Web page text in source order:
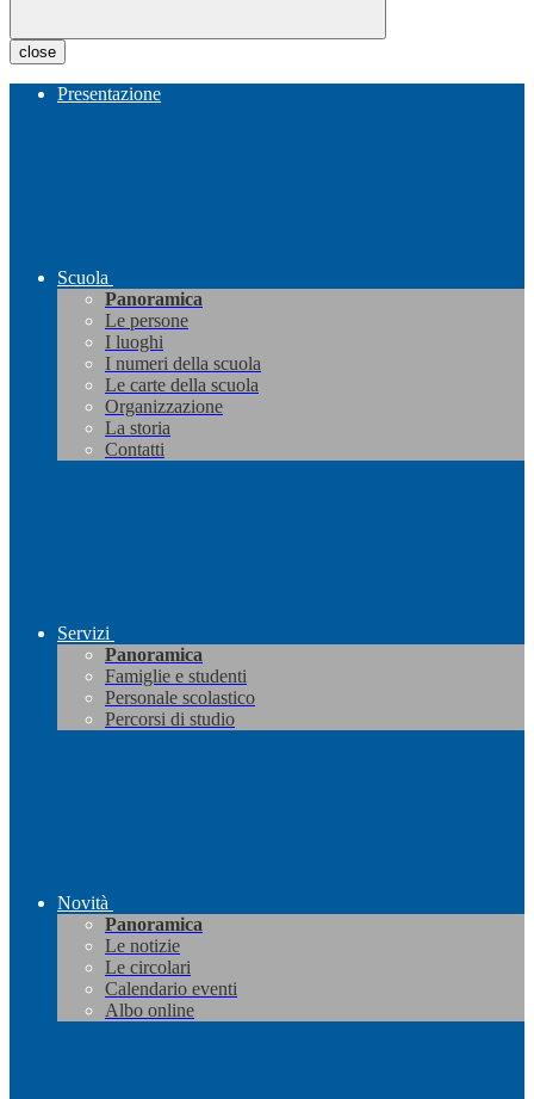
close
Presentazione
Scuola
Panoramica
Le persone
I luoghi
I numeri della scuola
Le carte della scuola
Organizzazione
La storia
Contatti
Servizi
Panoramica
Famiglie e studenti
Personale scolastico
Percorsi di studio
Novità
Panoramica
Le notizie
Le circolari
Calendario eventi
Albo online